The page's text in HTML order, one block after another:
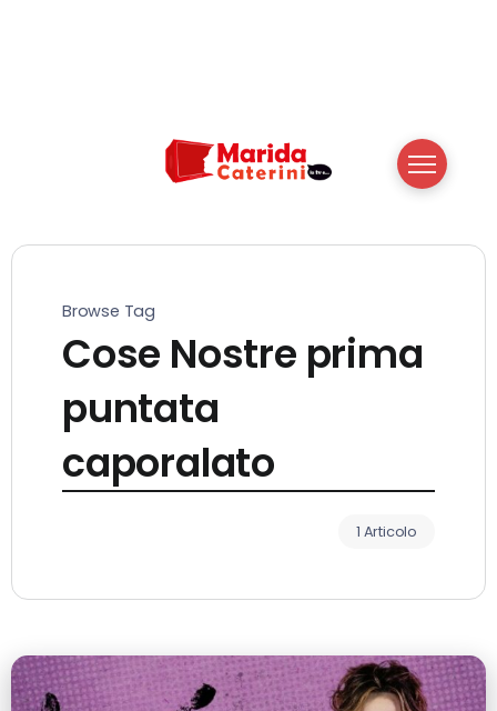
Browse Tag
Cose Nostre prima
puntata
caporalato
1 Articolo